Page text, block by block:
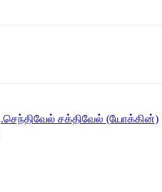
சக்திவேல் (யோக்கின்)